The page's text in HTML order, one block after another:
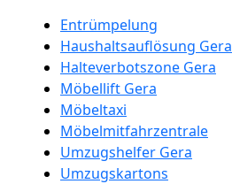
Entrümpelung
Haushaltsauflösung Gera
Halteverbotszone Gera
Möbellift Gera
Möbeltaxi
Möbelmitfahrzentrale
Umzugshelfer Gera
Umzugskartons